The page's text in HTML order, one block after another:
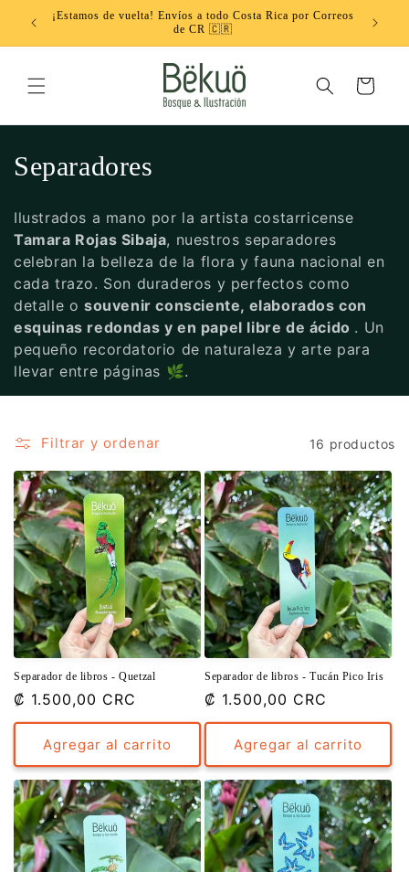
directamente
¡Estamos de vuelta! Envíos a todo Costa Rica por Correos
de CR 🇨🇷
Carrito
C
l
e
c
c
i
n
:
Separadores
Ilustrados a mano por la artista costarricense
Tamara Rojas Sibaja, nuestros separadores
celebran la belleza de la flora y fauna nacional en
cada trazo. Son duraderos y perfectos como
detalle o souvenir consciente, elaborados con
esquinas redondas y en papel libre de ácido . Un
pequeño recordatorio de naturaleza y arte para
llevar entre páginas 🌿.
Filtrar y ordenar 16 productos
Separador de libros - Quetzal
Precio
habitual
₡ 1.500,00 CRC
Agregar al carrito
Separador de libros - Tucán Pico Iris
Precio
habitual
₡ 1.500,00 CRC
Agregar al carrito